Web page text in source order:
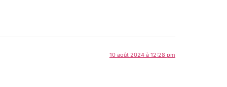
10 août 2024 à 12:28 pm